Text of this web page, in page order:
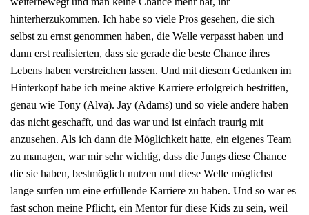
hinterherzukommen. Ich habe so viele Pros gesehen, die sich
selbst zu ernst genommen haben, die Welle verpasst haben und
dann erst realisierten, dass sie gerade die beste Chance ihres
Lebens haben verstreichen lassen. Und mit diesem Gedanken im
Hinterkopf habe ich meine aktive Karriere erfolgreich bestritten,
genau wie Tony (Alva). Jay (Adams) und so viele andere haben
das nicht geschafft, und das war und ist einfach traurig mit
anzusehen. Als ich dann die Möglichkeit hatte, ein eigenes Team
zu managen, war mir sehr wichtig, dass die Jungs diese Chance
die sie haben, bestmöglich nutzen und diese Welle möglichst
lange surfen um eine erfüllende Karriere zu haben. Und so war es
fast schon meine Pflicht, ein Mentor für diese Kids zu sein, weil